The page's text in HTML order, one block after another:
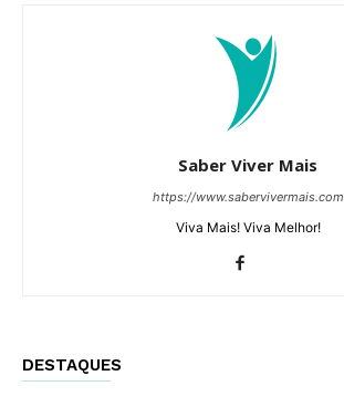
Saber Viver Mais
https://www.sabervivermais.com
Viva Mais! Viva Melhor!
DESTAQUES